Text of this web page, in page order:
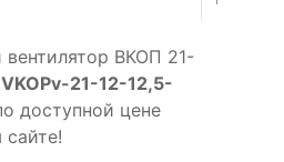
ВКОП 21-
VKOPv-21-12-12,5-
доступной цене